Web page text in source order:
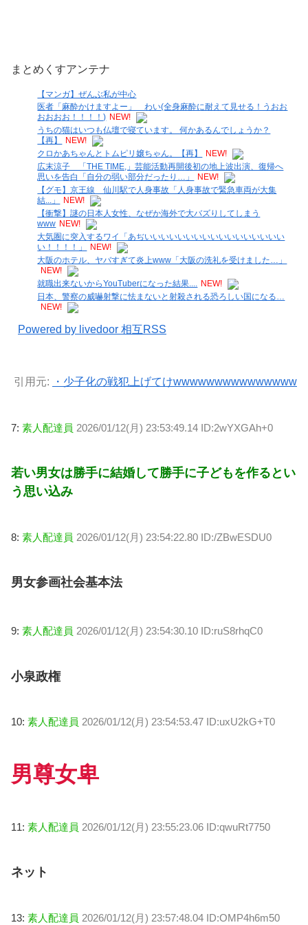
まとめくすアンテナ
【マンガ】ぜんぶ私が中心
医者「麻酔かけますよー」 わい(全身麻酔に耐えて見せる！うおお
おおおお！！！！) NEW!
うちの猫はいつも仏壇で寝ています。 何かあるんでしょうか？
【再】
NEW!
クロかあちゃんとトムピリ嬢ちゃん。【再】
NEW!
広末涼子 「THE TIME,」芸能活動再開後初の地上波出演、復帰へ
思いを告白「自分の弱い部分だったり…」
NEW!
【グモ】京王線 仙川駅で人身事故「人身事故で緊急車両が大集
結...」
NEW!
【衝撃】謎の日本人女性、なぜか海外で大バズりしてしまう
www NEW!
大気圏に突入するワイ「あぢいいいいいいいいいいいいいいいいい
い！！！！」
NEW!
大阪のホテル、ヤバすぎて炎上www「大阪の洗礼を受けました…」
NEW!
就職出来ないからYouTuberになった結果.... NEW!
日本、警察の威嚇射撃に怯まないと射殺される恐ろしい国になる…
NEW!
Powered by livedoor 相互RSS
引用元: ・少子化の戦犯上げてけwwwwwwwwwwwwwww
7: 素人配達員 2026/01/12(月) 23:53:49.14 ID:2wYXGAh+0
若い男女は勝手に結婚して勝手に子どもを作るとい
う思い込み
8: 素人配達員 2026/01/12(月) 23:54:22.80 ID:/ZBwESDU0
男女参画社会基本法
9: 素人配達員 2026/01/12(月) 23:54:30.10 ID:ruS8rhqC0
小泉政権
10: 素人配達員 2026/01/12(月) 23:54:53.47 ID:uxU2kG+T0
男尊女卑
11: 素人配達員 2026/01/12(月) 23:55:23.06 ID:qwuRt7750
ネット
13: 素人配達員 2026/01/12(月) 23:57:48.04 ID:OMP4h6m50